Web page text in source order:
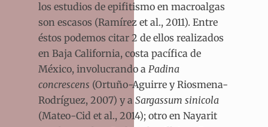
los estudios de epifitismo en macroalgas
son escasos (Ramírez et al., 2011). Entre
éstos podemos citar 2 de ellos realizados
en Baja California, costa pacífica de
México, involucrando a Padina
concrescens (Ortuño-Aguirre y Riosmena-
Rodríguez, 2007) y a Sargassum sinicola
(Mateo-Cid et al., 2014); otro en Nayarit